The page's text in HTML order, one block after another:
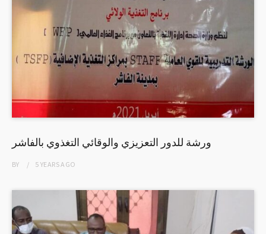
ورشة للدور التعزيزي والوقائي التغذوي بالفاشر
BY 5 YEARSAGO